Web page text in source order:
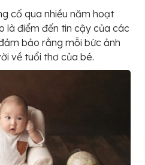
cố qua nhiều năm hoạt
là điểm đến tin cậy của các
bảo rằng mỗi bức ảnh
về tuổi thơ của bé.